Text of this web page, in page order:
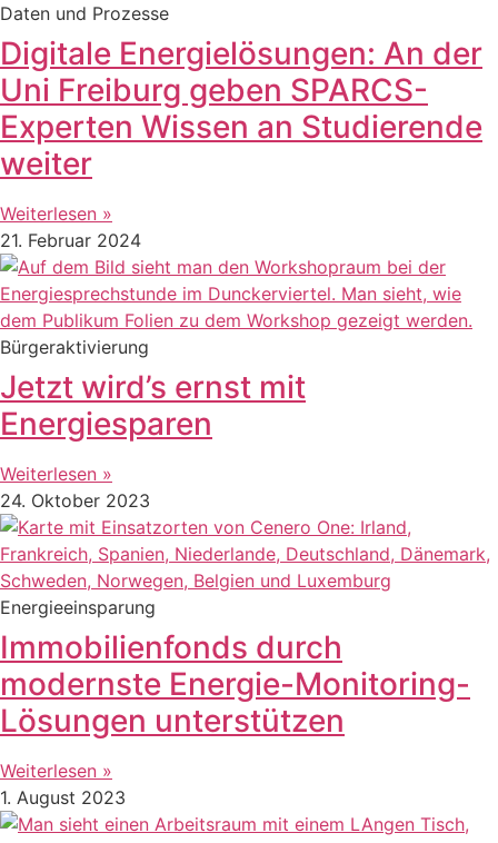
Daten und Prozesse
Digitale Energielösungen: An der
Uni Freiburg geben SPARCS-
Experten Wissen an Studierende
weiter
Weiterlesen »
21. Februar 2024
Bürgeraktivierung
Jetzt wird’s ernst mit
Energiesparen
Weiterlesen »
24. Oktober 2023
Energieeinsparung
Immobilienfonds durch
modernste Energie-Monitoring-
Lösungen unterstützen
Weiterlesen »
1. August 2023